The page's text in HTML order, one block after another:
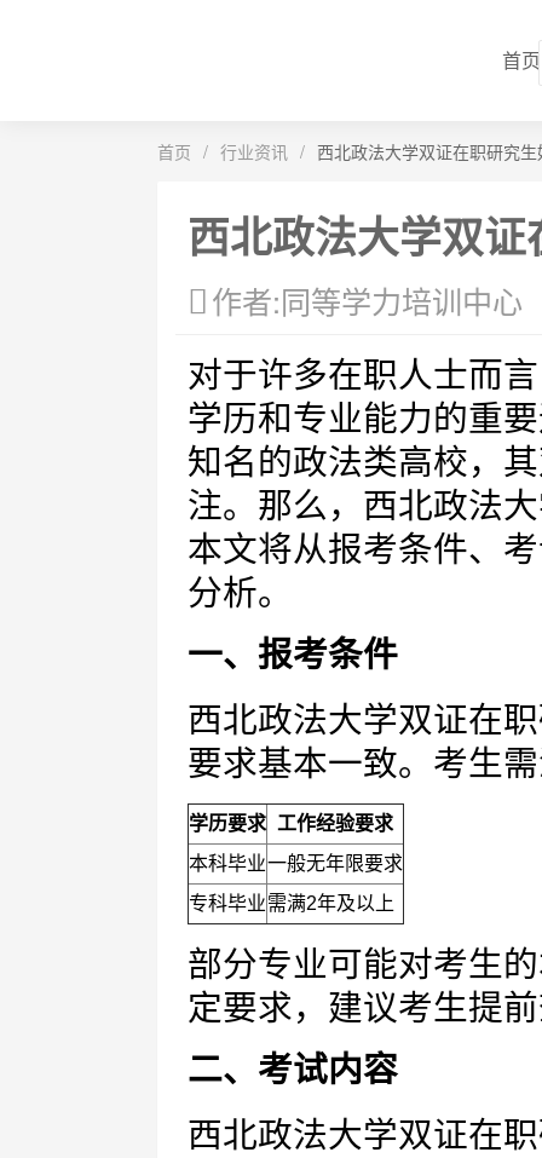
首页
首页 / 行业资讯 / 西北政法大学双证在职研究
西北政法大学双
作者:同等学力培训中心
对于许多在职人士而
学历和专业能力的重
知名的政法类高校，
注。那么，西北政法
本文将从报考条件、
分析。
一、报考条件
西北政法大学双证在
要求基本一致。考生
学历要求 工作经验要求
本科毕业一般无年限要求
专科毕业需满2年及以上
部分专业可能对考生
定要求，建议考生提
二、考试内容
西北政法大学双证在